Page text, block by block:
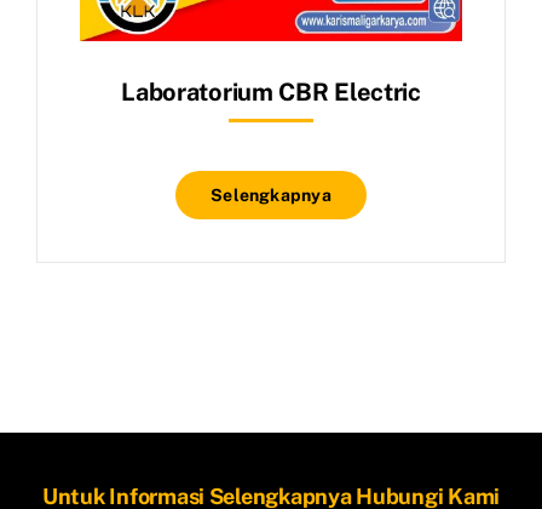
Laboratorium CBR Electric
Selengkapnya
Untuk Informasi Selengkapnya Hubungi Kami